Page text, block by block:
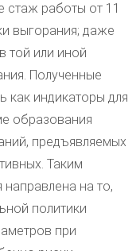
стаж работы от 11
выгорания; даже
той или иной
Полученные
как индикаторы для
образования
предъявляемых
Таким
на то,
политики
при